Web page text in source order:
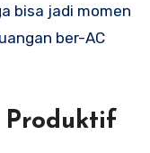
bisa jadi momen
ber-AC
Produktif